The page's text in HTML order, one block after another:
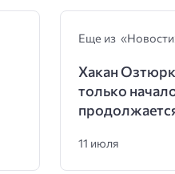
Еще из
Хакан
только
11 июля